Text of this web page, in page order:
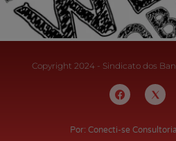
Copyright 2024 - Sindicato dos
Por: Conecti-se